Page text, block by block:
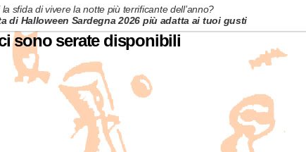
la sfida di vivere la notte più terrificante dell’anno?
di Halloween Sardegna 2026 più adatta ai tuoi gusti
sono serate disponibili
Ottobre 2026
Lun Mar
2
5
15 16
22 23 24